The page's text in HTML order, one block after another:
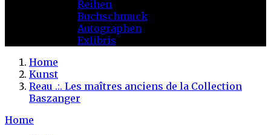
Reihen
Buchschmuck
Autographen
Exlibris
Home
Kunst
Reau .:. Les maîtres anciens de la Collection
Baszanger
Home